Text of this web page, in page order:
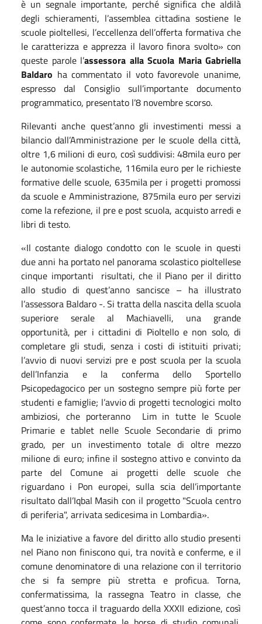
è un segnale importante, perché significa che aldilà
degli schieramenti, l’assemblea cittadina sostiene le
scuole pioltellesi, l’eccellenza dell’offerta formativa che
le caratterizza e apprezza il lavoro finora svolto» con
queste parole l’assessora alla Scuola Maria Gabriella
Baldaro ha commentato il voto favorevole unanime,
espresso dal Consiglio sull’importante documento
programmatico, presentato l’8 novembre scorso.
Rilevanti anche quest’anno gli investimenti messi a
bilancio dall’Amministrazione per le scuole della città,
oltre 1,6 milioni di euro, così suddivisi: 48mila euro per
le autonomie scolastiche, 116mila euro per le richieste
formative delle scuole, 635mila per i progetti promossi
da scuole e Amministrazione, 875mila euro per servizi
come la refezione, il pre e post scuola, acquisto arredi e
libri di testo.
«Il costante dialogo condotto con le scuole in questi
due anni ha portato nel panorama scolastico pioltellese
cinque importanti risultati, che il Piano per il diritto
allo studio di quest’anno sancisce – ha illustrato
l’assessora Baldaro -. Si tratta della nascita della scuola
superiore serale al Machiavelli, una grande
opportunità, per i cittadini di Pioltello e non solo, di
completare gli studi, senza i costi di istituiti privati;
l’avvio di nuovi servizi pre e post scuola per la scuola
dell’Infanzia e la conferma dello Sportello
Psicopedagocico per un sostegno sempre più forte per
studenti e famiglie; l’avvio di progetti tecnologici molto
ambiziosi, che porteranno Lim in tutte le Scuole
Primarie e tablet nelle Scuole Secondarie di primo
grado, per un investimento totale di oltre mezzo
milione di euro; infine il sostegno attivo e convinto da
parte del Comune ai progetti delle scuole che
riguardano i Pon europei, sulla scia dell’importante
risultato dall’Iqbal Masih con il progetto "Scuola centro
di periferia", arrivata sedicesima in Lombardia».
Ma le iniziative a favore del diritto allo studio presenti
nel Piano non finiscono qui, tra novità e conferme, e il
comune denominatore di una relazione con il territorio
che si fa sempre più stretta e proficua. Torna,
confermatissima, la rassegna Teatro in classe, che
quest’anno tocca il traguardo della XXXII edizione, così